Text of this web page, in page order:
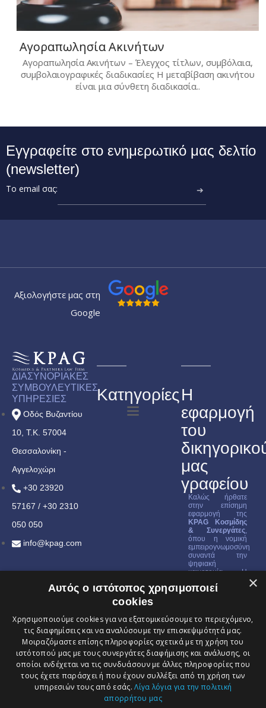
Αγοραπωλησία Ακινήτων
Αγοραπωλησία Ακινήτων – Έλεγχος τίτλων, συμβόλαια,
συμβολαιογραφικές διαδικασίες Η μεταβίβαση ακινήτου
είναι μια σύνθετη διαδικασία..
Εγγραφείτε στο ενημερωτικό μας δελτίο
(newsletter)
Το email σας: ➔
Αξιολογήστε μας στη
Google
ΔΙΑΣΥΝΟΡΙΑΚΕΣ
ΣΥΜΒΟΥΛΕΥΤΙΚΕΣ
ΥΠΗΡΕΣΙΕΣ
Οδός Βυζαντίου
10, Τ.Κ. 57004
Θεσσαλονίκη -
Αγγελοχώρι
+30 23920
57167 / +30 2310
050 050
info@kpag.com
ΚατηγορίεςΗ
εφαρμογή
του
μας
γραφείου
Καλώς ήρθατε
στην επίσημη
εφαρμογή της
KPAG Κοσμίδης
& Συνεργάτες,
όπου η νομική
εμπειρογνωμοσύνη
συναντά την
ψηφιακή
καινοτομία. Η
έχει σχεδιαστεί για
ολοκληρωμένη
εικόνα της
εταιρείας μας, να
διευκολύνει την
κατανόηση των
υπηρεσιών μας,
να σας προσφέρει
άμεση
επικοινωνία μαζί
μας και να σας
×
Αυτός ο ιστότοπος χρησιμοποιεί
cookies
Χρησιμοποιούμε cookies για να εξατομικεύσουμε το περιεχόμενο,
τις διαφημίσεις και να αναλύσουμε την επισκεψιμότητά μας.
Μοιραζόμαστε επίσης πληροφορίες σχετικά με τη χρήση του
ιστότοπού μας με τους συνεργάτες διαφήμισης και ανάλυσης, οι
οποίοι ενδέχεται να τις συνδυάσουν με άλλες πληροφορίες που
τους έχετε παράσχει ή που έχουν συλλέξει από τη χρήση των
υπηρεσιών τους από εσάς.Λίγα λόγια για την πολιτική
απορρήτου μας